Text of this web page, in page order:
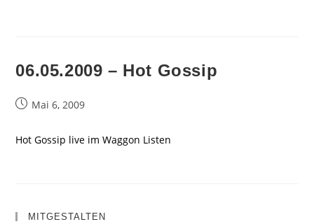
06.05.2009 – Hot Gossip
BeitragMai 6, 2009
Hot Gossip live im Waggon Listen
MITGESTALTEN